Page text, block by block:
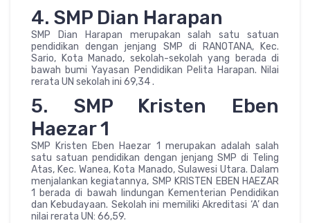
4. SMP Dian Harapan
SMP Dian Harapan merupakan salah satu satuan
pendidikan dengan jenjang SMP di RANOTANA, Kec.
Sario, Kota Manado, sekolah-sekolah yang berada di
bawah bumi Yayasan Pendidikan Pelita Harapan. Nilai
rerata UN sekolah ini 69,34 .
5. SMP Kristen Eben
Haezar 1
SMP Kristen Eben Haezar 1 merupakan adalah salah
satu satuan pendidikan dengan jenjang SMP di Teling
Atas, Kec. Wanea, Kota Manado, Sulawesi Utara. Dalam
menjalankan kegiatannya, SMP KRISTEN EBEN HAEZAR
1 berada di bawah lindungan Kementerian Pendidikan
dan Kebudayaan. Sekolah ini memiliki Akreditasi ‘A’ dan
nilai rerata UN: 66,59.